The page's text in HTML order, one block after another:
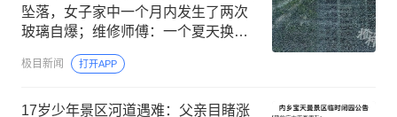
坠落，女子家中一个月内发生了两次
玻璃自爆；维修师傅：一个夏天换一
两百片，越大越危险
极目新闻 打开APP
17岁少年景区河道遇难：父亲目睹涨